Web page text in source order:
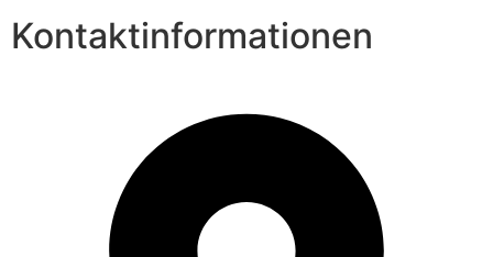
Kontaktinformationen